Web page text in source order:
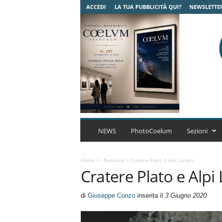
ACCEDI LA TUA PUBBLICITÀ QUI?
C
u
A
t
r
NEWS PhotoCoelum Sezioni
Home > - Nessuno> Cratere Plato E Alpi Lunari
Cratere Plato e Alpi
di Giuseppe Conzoinserita il 3 Giugno 2020